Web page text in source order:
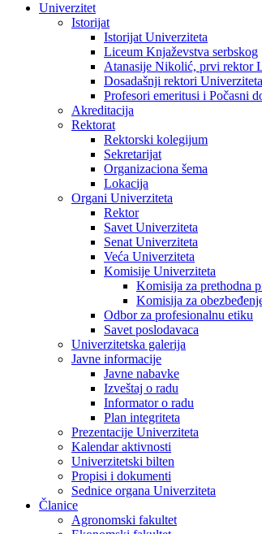
Univerzitet
Istorijat
Istorijat Univerziteta
Liceum Knjaževstva serbskog
Atanasije Nikolić, prvi rektor
Dosadašnji rektori
Profesori emeritusi i Počasni
Akreditacija
Rektorat
Rektorski kolegijum
Sekretarijat
Organizaciona šema
Lokacija
Organi Univerziteta
Rektor
Savet Univerziteta
Senat Univerziteta
Veća Univerziteta
Komisije Univerziteta
Komisija za prethodna
Komisija za
Odbor za profesionalnu etiku
Savet poslodavaca
Univerzitetska galerija
Javne informacije
Javne nabavke
Izveštaj o radu
Informator o radu
Plan integriteta
Prezentacije Univerziteta
Kalendar aktivnosti
Univerzitetski bilten
Propisi i dokumenti
Sednice organa Univerziteta
Članice
Agronomski fakultet